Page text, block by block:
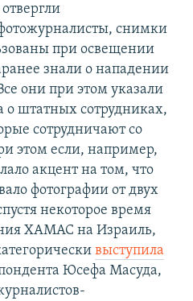
снимки
при освещении
знали о нападении
они при этом указали
о штатных сотрудниках,
сотрудничают со
этом если, например,
акцент на том, что
фотографии от двух
некоторое время
ХАМАС на Израиль,
выступила
Юсефа Масуда,